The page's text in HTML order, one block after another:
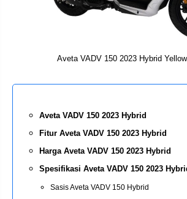
Aveta VADV 150 2023 Hybrid
Aveta VADV 150 2023 Hybrid
Fitur Aveta VADV 150 2023 Hybrid
Harga Aveta VADV 150 2023 Hybrid
Spesifikasi Aveta VADV 150 2023
Sasis Aveta VADV 150 Hybrid